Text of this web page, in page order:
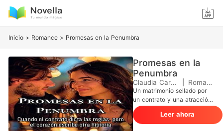
Inicio > Romance > Promesas en la Penumbra
Promesas en la
Penumbra
Claudia Carrello Romance
Un matrimonio sellado por
un contrato y una atracción
que ningún acuerdo puede
contener. Amelia, con solo
diecinueve años, acepta
Leer ahora